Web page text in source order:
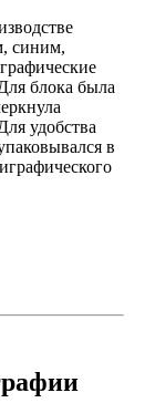
синим,
блока была
удобства
в